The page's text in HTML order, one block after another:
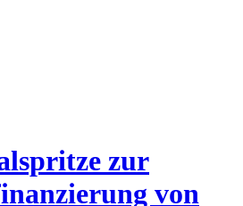
zur
von